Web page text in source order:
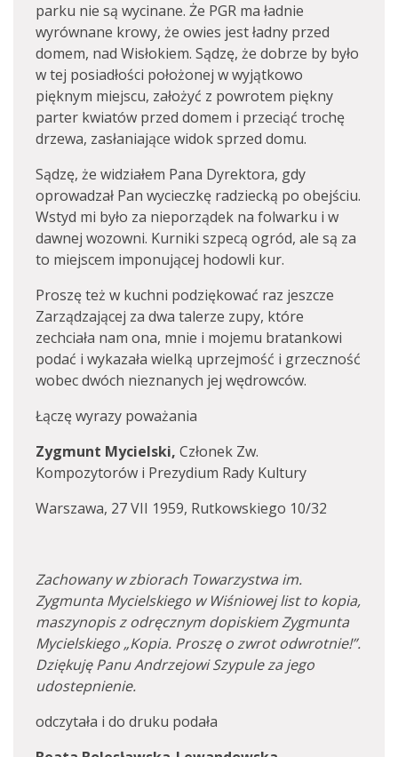
parku nie są wycinane. Że PGR ma ładnie
wyrównane krowy, że owies jest ładny przed
domem, nad Wisłokiem. Sądzę, że dobrze by było
w tej posiadłości położonej w wyjątkowo
pięknym miejscu, założyć z powrotem piękny
parter kwiatów przed domem i przeciąć trochę
drzewa, zasłaniające widok sprzed domu.
Sądzę, że widziałem Pana Dyrektora, gdy
oprowadzał Pan wycieczkę radziecką po obejściu.
Wstyd mi było za nieporządek na folwarku i w
dawnej wozowni. Kurniki szpecą ogród, ale są za
to miejscem imponującej hodowli kur.
Proszę też w kuchni podziękować raz jeszcze
Zarządzającej za dwa talerze zupy, które
zechciała nam ona, mnie i mojemu bratankowi
podać i wykazała wielką uprzejmość i grzeczność
wobec dwóch nieznanych jej wędrowców.
Łączę wyrazy poważania
Zygmunt Mycielski, Członek Zw.
Kompozytorów i Prezydium Rady Kultury
Warszawa, 27 VII 1959, Rutkowskiego 10/32
Zachowany w zbiorach Towarzystwa im.
Zygmunta Mycielskiego w Wiśniowej list to kopia,
maszynopis z odręcznym dopiskiem Zygmunta
Mycielskiego „Kopia. Proszę o zwrot odwrotnie!”.
Dziękuję Panu Andrzejowi Szypule za jego
udostepnienie.
odczytała i do druku podała